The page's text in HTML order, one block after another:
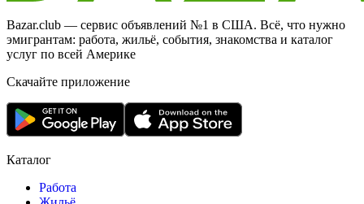
Bazar.club — сервис объявлений №1 в США. Всё, что нужно
эмигрантам: работа, жильё, события, знакомства и каталог
услуг по всей Америке
Скачайте приложение
Каталог
Работа